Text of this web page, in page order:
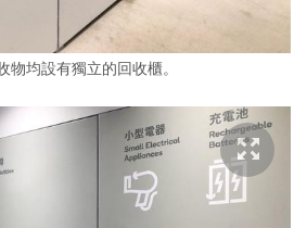
物均設有獨立的回收櫃。